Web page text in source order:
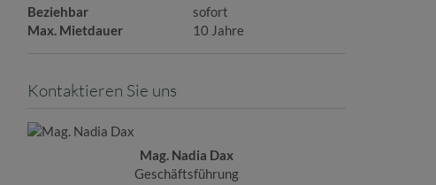
Beziehbar
sofort
Max. Mietdauer
10 Jahre
Kontaktieren Sie uns
Mag. Nadia Dax
Geschäftsführung